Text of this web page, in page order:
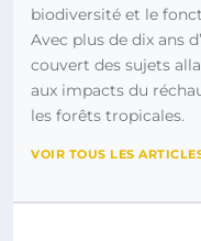
biodiversité et le
Avec plus de dix ans
couvert des sujets
aux impacts du
les forêts tropicales.
VOIR TOUS LES